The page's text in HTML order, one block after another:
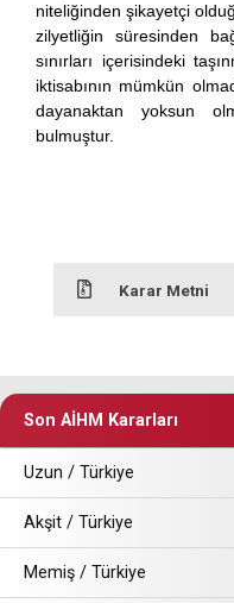
niteliğinden şikayetçi
zilyetliğin süresinden
sınırları içerisindeki
iktisabının mümkün
dayanaktan yoksun
bulmuştur.
Karar Metni
Son AİHM Kararları
Uzun / Türkiye
Akşit / Türkiye
Memiş / Türkiye